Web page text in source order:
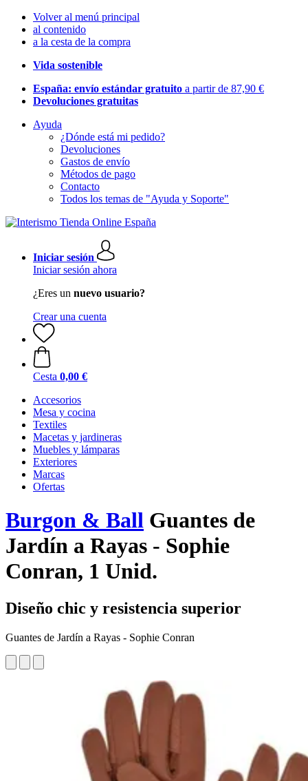
Volver al menú principal
al contenido
a la cesta de la compra
Vida sostenible
España: envío estándar gratuito a partir de 87,90 €
Devoluciones gratuitas
Ayuda
¿Dónde está mi pedido?
Devoluciones
Gastos de envío
Métodos de pago
Contacto
Todos los temas de "Ayuda y Soporte"
Iniciar sesión
Iniciar sesión ahora
¿Eres un nuevo usuario?
Crear una cuenta
Cesta 0,00 €
Accesorios
Mesa y cocina
Textiles
Macetas y jardineras
Muebles y lámparas
Exteriores
Marcas
Ofertas
Burgon & Ball Guantes de
Jardín a Rayas - Sophie
Conran, 1 Unid.
Diseño chic y resistencia superior
Guantes de Jardín a Rayas - Sophie Conran